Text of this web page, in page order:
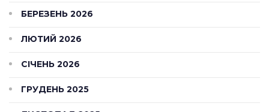
БЕРЕЗЕНЬ 2026
ЛЮТИЙ 2026
СІЧЕНЬ 2026
ГРУДЕНЬ 2025